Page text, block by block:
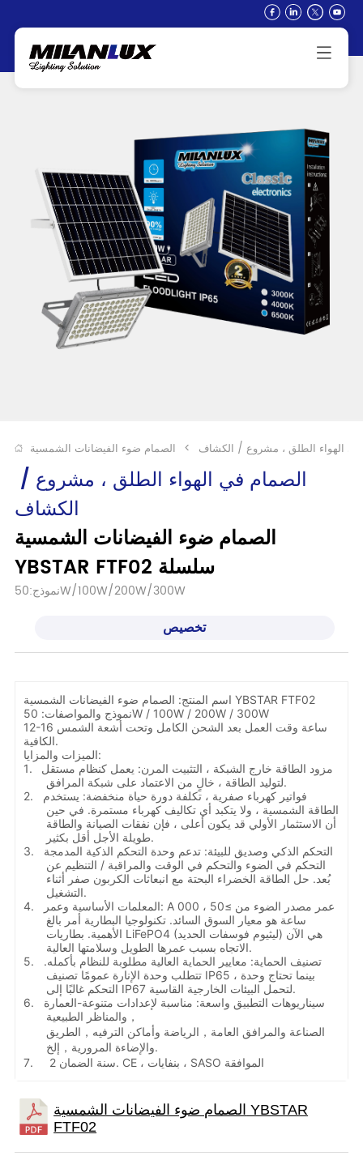
الهواء الطلق ، مشروع / الكشاف >
الكشاف
الصمام ضوء الفيضانات الشمسية
YBSTAR FTF02 سلسلة
نموذج:50W/100W/200W/300W
تخصيص
اسم المنتج: الصمام ضوء الفيضانات الشمسية YBSTAR FTF02
نموذج والمواصفات: 50W / 100W / 200W / 300W
12-16 ساعة وقت العمل بعد الشحن الكامل وتحت أشعة الشمس
الكافية.
الميزات والمزايا:
1.
مزود الطاقة خارج الشبكة ، التثبيت المرن: يعمل كنظام مستقل
لتوليد الطاقة ، خالٍ من الاعتماد على شبكة المرافق.
2.
فواتير كهرباء صفرية ، تكلفة دورة حياة منخفضة: يستخدم
الطاقة الشمسية ، ولا يتكبد أي تكاليف كهرباء مستمرة. في حين
أن الاستثمار الأولي قد يكون أعلى ، فإن نفقات الصيانة والطاقة
طويلة الأجل أقل بكثير.
3.
التحكم الذكي وصديق للبيئة: تدعم وحدة التحكم الذكية المدمجة
التحكم في الضوء والتحكم في الوقت والمراقبة / التنظيم عن
بُعد. حل الطاقة الخضراء البحتة مع انبعاثات الكربون صفر أثناء
التشغيل.
4.
المعلمات الأساسية وعمر: A عمر مصدر الضوء من ≥
50 ، 000
ساعة هو معيار السوق السائد. تكنولوجيا البطارية أمر بالغ
الأهمية. بطاريات LiFePO4 (ليثيوم فوسفات الحديد) هي الآن
الاتجاه بسبب عمرها الطويل وسلامتها العالية.
5.
تصنيف الحماية: معايير الحماية العالية مطلوبة للنظام بأكمله.
تتطلب وحدة الإنارة عمومًا تصنيف IP65 ، بينما تحتاج وحدة
التحكم غالبًا إلى IP67 لتحمل البيئات الخارجية القاسية.
6.
سيناريوهات التطبيق واسعة: مناسبة لإعدادات متنوعة-العمارة
والمناظر الطبيعية ，
الصناعة والمرافق العامة ， الرياضة وأماكن الترفيه ， الطريق
والإضاءة المرورية ，
إلخ.
7.
2 سنة الضمان. CE ، بنفايات ، SASO الموافقة